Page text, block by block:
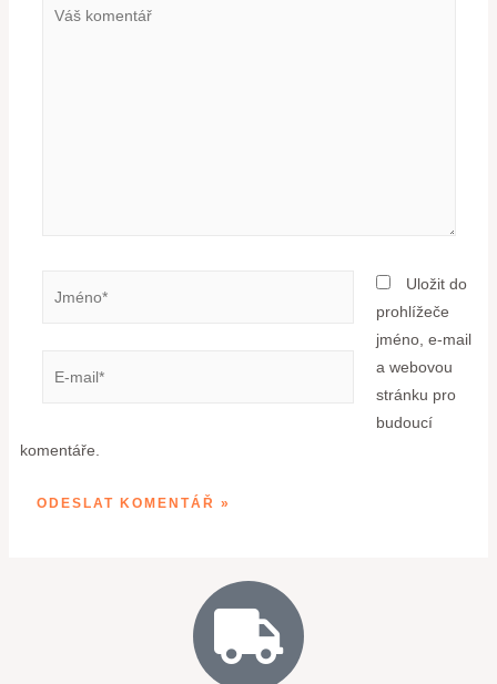
Uložit do
prohlížeče
jméno, e-mail
a webovou
stránku pro
budoucí
komentáře.